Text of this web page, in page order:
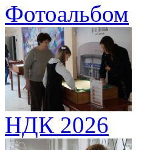
Фотоальбом
НДК 2026